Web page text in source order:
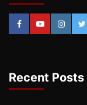
Recent Posts